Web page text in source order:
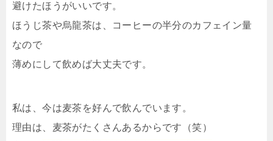
避けたほうがいいです。
ほうじ茶や烏龍茶は、コーヒーの半分のカフェイン量
なので
薄めにして飲めば大丈夫です。
私は、今は麦茶を好んで飲んでいます。
理由は、麦茶がたくさんあるからです（笑）